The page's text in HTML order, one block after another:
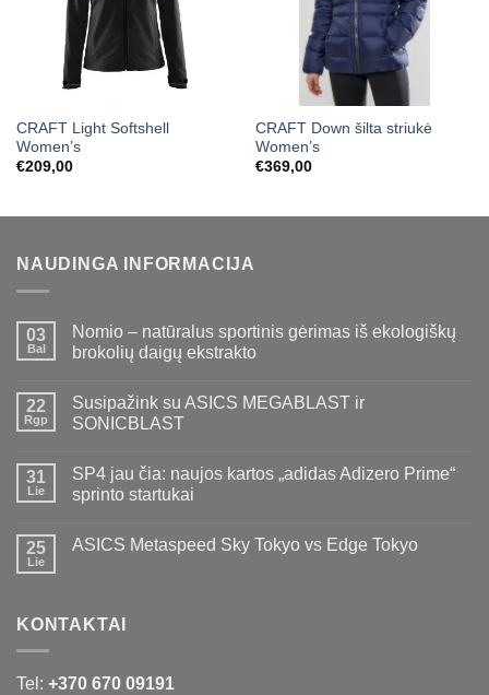
CRAFT Light Softshell
Women’s
€209,00
CRAFT Down šilta striukė
Women’s
€369,00
NAUDINGA INFORMACIJA
03
Bal
Nomio – natūralus sportinis gėrimas iš ekologiškų
brokolių daigų ekstrakto
22
Rgp
Susipažink su ASICS MEGABLAST ir
SONICBLAST
31
Lie
SP4 jau čia: naujos kartos „adidas Adizero Prime“
sprinto startukai
25
Lie
ASICS Metaspeed Sky Tokyo vs Edge Tokyo
KONTAKTAI
Tel: +370 670 09191